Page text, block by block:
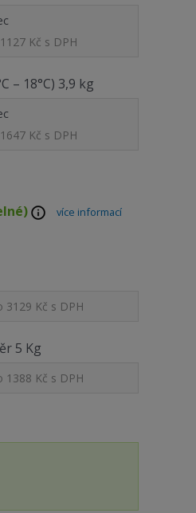
1127 Kč s DPH
– 18°C) 3,9 kg
1647 Kč s DPH
více informací
3129 Kč s DPH
5 Kg
1388 Kč s DPH